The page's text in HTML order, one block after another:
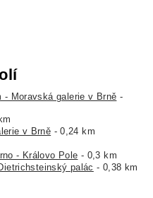
- Moravská galerie v Brně -
v Brně - 0,24 km
- Královo Pole - 0,3 km
palác - 0,38 km